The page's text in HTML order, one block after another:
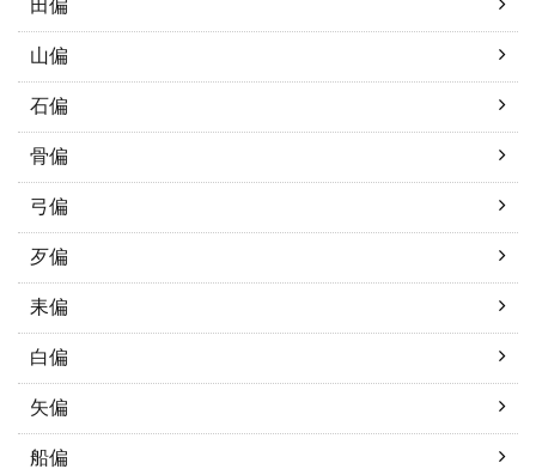
田偏
山偏
石偏
骨偏
弓偏
歹偏
耒偏
白偏
矢偏
船偏